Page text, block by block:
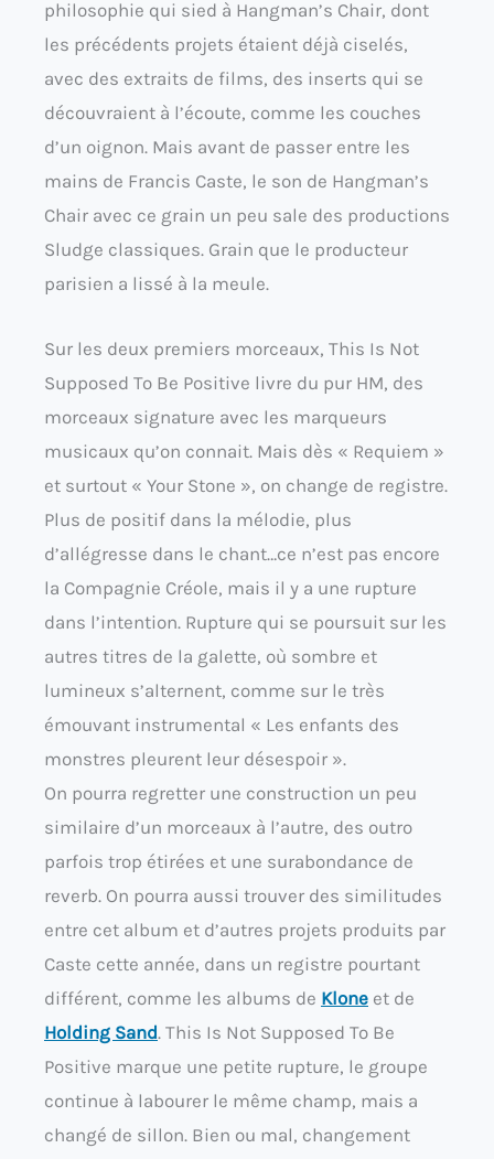
philosophie qui sied à Hangman’s Chair, dont
les précédents projets étaient déjà ciselés,
avec des extraits de films, des inserts qui se
découvraient à l’écoute, comme les couches
d’un oignon. Mais avant de passer entre les
mains de Francis Caste, le son de Hangman’s
Chair avec ce grain un peu sale des productions
Sludge classiques. Grain que le producteur
parisien a lissé à la meule.
Sur les deux premiers morceaux, This Is Not
Supposed To Be Positive livre du pur HM, des
morceaux signature avec les marqueurs
musicaux qu’on connait. Mais dès « Requiem »
et surtout « Your Stone », on change de registre.
Plus de positif dans la mélodie, plus
d’allégresse dans le chant…ce n’est pas encore
la Compagnie Créole, mais il y a une rupture
dans l’intention. Rupture qui se poursuit sur les
autres titres de la galette, où sombre et
lumineux s’alternent, comme sur le très
émouvant instrumental « Les enfants des
monstres pleurent leur désespoir ».
On pourra regretter une construction un peu
similaire d’un morceaux à l’autre, des outro
parfois trop étirées et une surabondance de
reverb. On pourra aussi trouver des similitudes
entre cet album et d’autres projets produits par
Caste cette année, dans un registre pourtant
différent, comme les albums de Klone et de
Holding Sand. This Is Not Supposed To Be
Positive marque une petite rupture, le groupe
continue à labourer le même champ, mais a
changé de sillon. Bien ou mal, changement